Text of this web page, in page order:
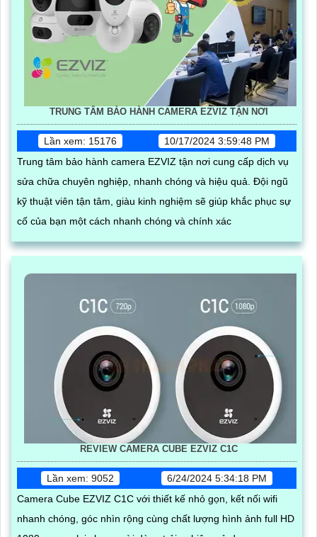
TRUNG TÂM BẢO HÀNH CAMERA EZVIZ TẬN NƠI
Lần xem: 15176
10/17/2024 3:59:48 PM
Trung tâm bảo hành camera EZVIZ tận nơi cung cấp dịch vụ
sửa chữa chuyên nghiệp, nhanh chóng và hiệu quả. Đội ngũ
kỹ thuật viên tận tâm, giàu kinh nghiệm sẽ giúp khắc phục sự
cố của bạn một cách nhanh chóng và chính xác
REVIEW CAMERA CUBE EZVIZ C1C
Lần xem: 9052
6/24/2024 5:34:18 PM
Camera Cube EZVIZ C1C với thiết kế nhỏ gọn, kết nối wifi
nhanh chóng, góc nhìn rộng cùng chất lượng hình ảnh full HD